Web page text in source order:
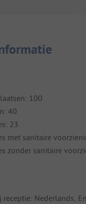
100
40
23
met sanitaire
zonder sanitaire
receptie: Nederlands,